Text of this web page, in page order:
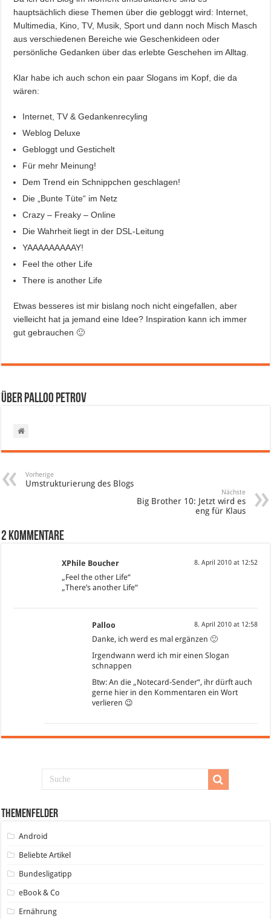
hauptsächlich diese Themen über die gebloggt wird: Internet,
Multimedia, Kino, TV, Musik, Sport und dann noch Misch Masch
aus verschiedenen Bereiche wie Geschenkideen oder
persönliche Gedanken über das erlebte Geschehen im Alltag.
Klar habe ich auch schon ein paar Slogans im Kopf, die da
wären:
Internet, TV & Gedankenrecyling
Weblog Deluxe
Gebloggt und Gestichelt
Für mehr Meinung!
Dem Trend ein Schnippchen geschlagen!
Die „Bunte Tüte“ im Netz
Crazy – Freaky – Online
Die Wahrheit liegt in der DSL-Leitung
YAAAAAAAAAY!
Feel the other Life
There is another Life
Etwas besseres ist mir bislang noch nicht eingefallen, aber
vielleicht hat ja jemand eine Idee? Inspiration kann ich immer
gut gebrauchen 🙂
Über Palloo Petrov
Vorherige
Umstrukturierung des Blogs
Nächste
Big Brother 10: Jetzt wird es
eng für Klaus
2 Kommentare
XPhile Boucher 8. April 2010 at 12:52
„Feel the other Life“
„There’s another Life“
Palloo 8. April 2010 at 12:58
Danke, ich werd es mal ergänzen 🙂
Irgendwann werd ich mir einen Slogan
schnappen
Btw: An die „Notecard-Sender“, ihr dürft auch
gerne hier in den Kommentaren ein Wort
verlieren 😉
Themenfelder
Android
Beliebte Artikel
Bundesligatipp
eBook & Co
Ernährung